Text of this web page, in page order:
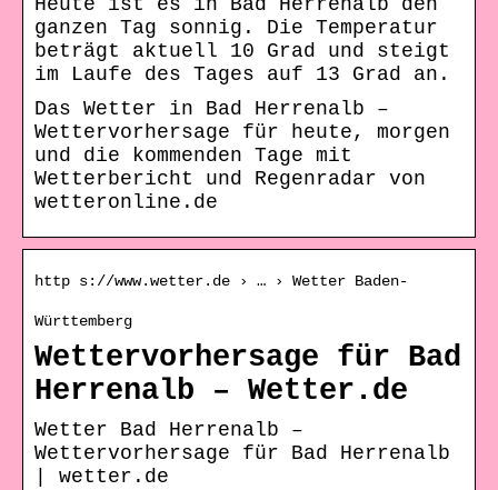
Heute ist es in Bad Herrenalb den
ganzen Tag sonnig. Die Temperatur
beträgt aktuell 10 Grad und steigt
im Laufe des Tages auf 13 Grad an.
Das Wetter in Bad Herrenalb –
Wettervorhersage für heute, morgen
und die kommenden Tage mit
Wetterbericht und Regenradar von
wetteronline.de
http s://www.wetter.de › … › Wetter Baden-
Württemberg
Wettervorhersage für Bad
Herrenalb – Wetter.de
Wetter Bad Herrenalb –
Wettervorhersage für Bad Herrenalb
| wetter.de